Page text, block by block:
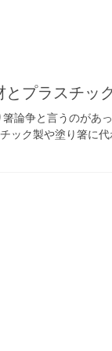
プラスチッ
論争と言うのがあ
ック製や塗り箸に